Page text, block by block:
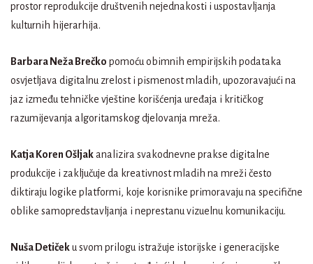
prostor reprodukcije društvenih nejednakosti i uspostavljanja
kulturnih hijerarhija.
Barbara Neža Brečko pomoću obimnih empirijskih podataka
osvjetljava digitalnu zrelost i pismenost mladih, upozoravajući na
jaz između tehničke vještine korišćenja uređaja i kritičkog
razumijevanja algoritamskog djelovanja mreža.
Katja Koren Ošljakanalizira svakodnevne prakse digitalne
produkcije i zaključuje da kreativnost mladih na mreži često
diktiraju logike platformi, koje korisnike primoravaju na specifične
oblike samopredstavljanja i neprestanu vizuelnu komunikaciju.
Nuša Detičeku svom prilogu istražuje istorijske i generacijske